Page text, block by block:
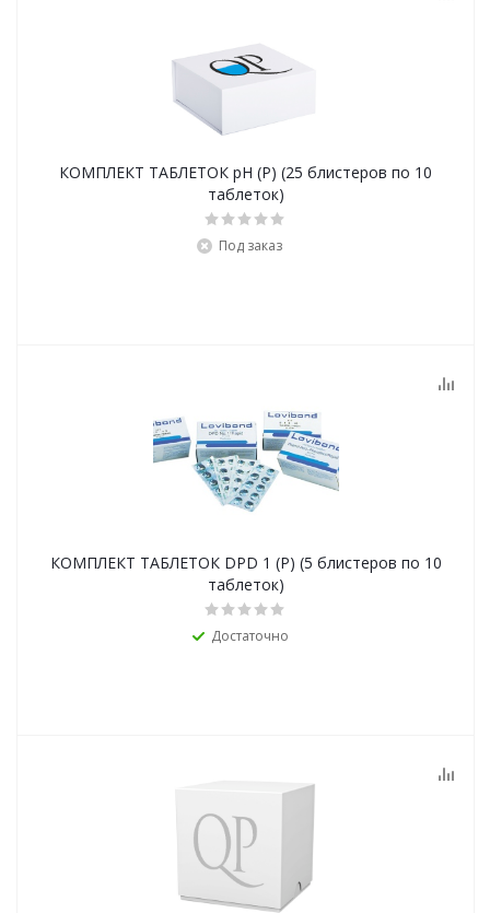
КОМПЛЕКТ ТАБЛЕТОК pH (Р) (25 блистеров по 10
таблеток)
Под заказ
КОМПЛЕКТ ТАБЛЕТОК DPD 1 (Р) (5 блистеров по 10
таблеток)
Достаточно